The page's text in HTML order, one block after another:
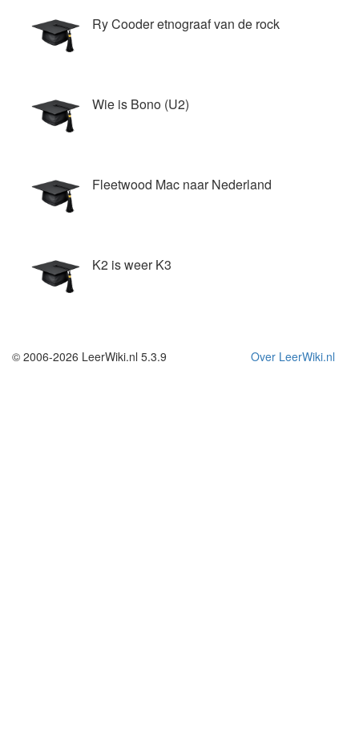
Ry Cooder etnograaf van de rock
Wie is Bono (U2)
Fleetwood Mac naar Nederland
K2 is weer K3
Over LeerWiki.nl
© 2006-2026 LeerWiki.nl 5.3.9